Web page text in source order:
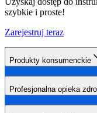
szybkie i proste!
Zarejestruj teraz
Produkty konsumenckie
Profesjonalna opieka